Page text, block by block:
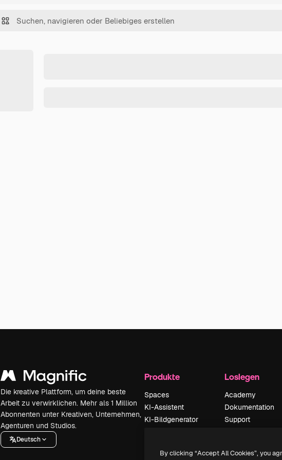
Die kreative Plattform, um deine beste
Arbeit zu verwirklichen. Mehr als 1 Million
Abonnenten unter Kreativen, Unternehmen,
Agenturen und Studios.
Deutsch
Produkte
Spaces
KI-Assistent
KI-Bildgenerator
Stimmengenerator
Loslegen
Academy
Dokumentation
Support
Originale Neu
By clicking “Accept All Cookies”, you